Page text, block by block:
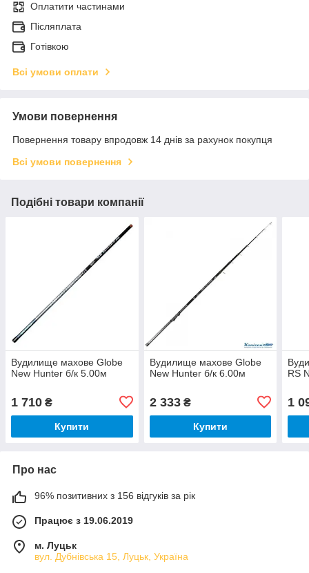
Оплатити частинами
Післяплата
Готівкою
Всі умови оплати
Умови повернення
Повернення товару впродовж 14 днів за рахунок покупця
Всі умови повернення
Подібні товари компанії
Вудилище махове Globe
New Hunter б/к 5.00м
1 710 ₴
Купити
Вудилище махове Globe
New Hunter б/к 6.00м
2 333₴
Купити
RS
1
Про нас
96% позитивних з 156 відгуків за рік
Працює з 19.06.2019
м. Луцьк
вул. Дубнівська 15, Луцьк, Україна